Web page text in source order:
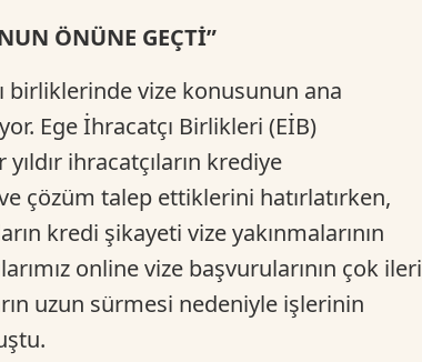
ÖNÜNE GEÇTİ”
birliklerinde vize konusunun ana
Ege İhracatçı Birlikleri (EİB)
ihracatçıların krediye
çözüm talep ettiklerini hatırlatırken,
kredi şikayeti vize yakınmalarının
online vize başvurularının çok ileri
uzun sürmesi nedeniyle işlerinin